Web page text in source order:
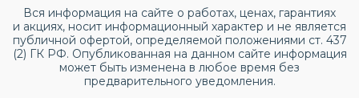
Вся информация на сайте о работах, ценах, гарантиях
и акциях, носит информационный характер и не является
публичной офертой, определяемой положениями ст. 437
(2) ГК РФ. Опубликованная на данном сайте информация
может быть изменена в любое время без
предварительного уведомления.